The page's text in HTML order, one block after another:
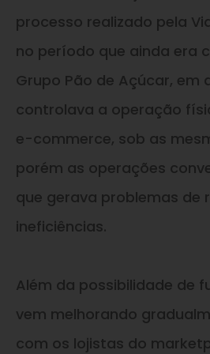
processo realizado pela
no período que ainda era
Grupo Pão de Açúcar, em
controlava a operação
e-commerce, sob as
porém as operações
que gerava problemas de
ineficiências.
Além da possibilidade de
vem melhorando
com os lojistas do